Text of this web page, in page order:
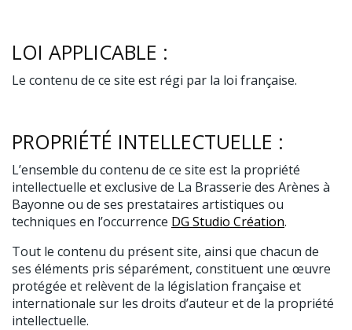
LOI APPLICABLE :
Le contenu de ce site est régi par la loi française.
PROPRIÉTÉ INTELLECTUELLE :
L’ensemble du contenu de ce site est la propriété
intellectuelle et exclusive de La Brasserie des Arènes à
Bayonne ou de ses prestataires artistiques ou
techniques en l’occurrence DG Studio Création.
Tout le contenu du présent site, ainsi que chacun de
ses éléments pris séparément, constituent une œuvre
protégée et relèvent de la législation française et
internationale sur les droits d’auteur et de la propriété
intellectuelle.